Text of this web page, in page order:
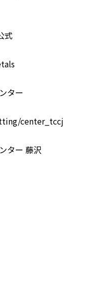
式
ター
center_tccj
ター 藤沢